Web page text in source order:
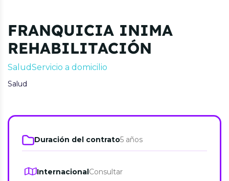
FRANQUICIA INIMA
REHABILITACIÓN
SaludServicio a domicilio
Salud
Duración del contrato5 años
Internacional Consultar